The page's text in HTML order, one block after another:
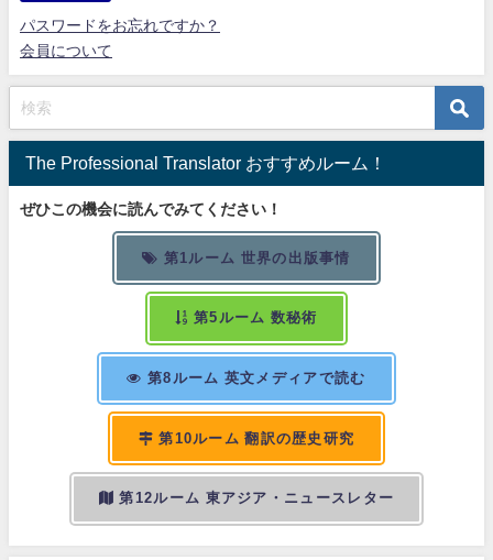
パスワードをお忘れですか？
会員について
The Professional Translator おすすめルーム！
ぜひこの機会に読んでみてください！
第1ルーム 世界の出版事情
第5ルーム 数秘術
第8ルーム 英文メディアで読む
第10ルーム 翻訳の歴史研究
第12ルーム 東アジア・ニュースレター